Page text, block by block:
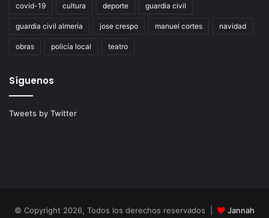
covid-19 cultura deporte guardia civil
guardia civil almeria jose crespo manuel cortes navidad
obras policía local teatro
Síguenos
Tweets by Twitter
© Copyright 2026, Todos los derechos reservados | Jannah